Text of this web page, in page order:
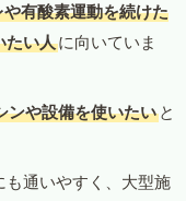
有酸素運動を続けた
たい人に向いていま
ンや設備を使いたい と
通いやすく、大型施